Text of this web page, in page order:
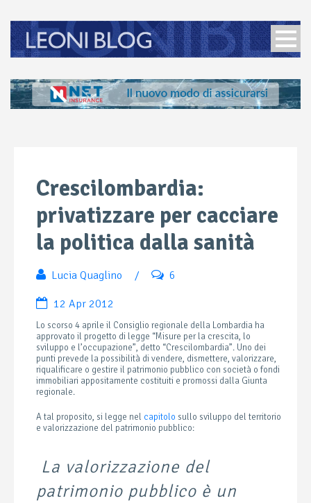
Crescilombardia:
privatizzare per cacciare
la politica dalla sanità
Lucia Quaglino / 6
12 Apr 2012
Lo scorso 4 aprile il Consiglio regionale della Lombardia ha
approvato il progetto di legge “Misure per la crescita, lo
sviluppo e l’occupazione”, detto “Crescilombardia”. Uno dei
punti prevede la possibilità di vendere, dismettere, valorizzare,
riqualificare o gestire il patrimonio pubblico con società o fondi
immobiliari appositamente costituiti e promossi dalla Giunta
regionale.
A tal proposito, si legge nel capitolo sullo sviluppo del territorio
e valorizzazione del patrimonio pubblico:
La valorizzazione del
patrimonio pubblico è un